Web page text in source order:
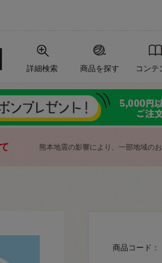
詳細検索 商品を探す コンテ
熊本地震の影響により、一部地域の
商品コード：